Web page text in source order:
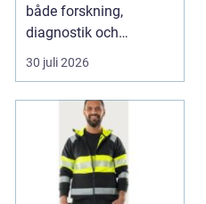
både forskning,
diagnostik och
veterinärmedicin. När
30 juli 2026